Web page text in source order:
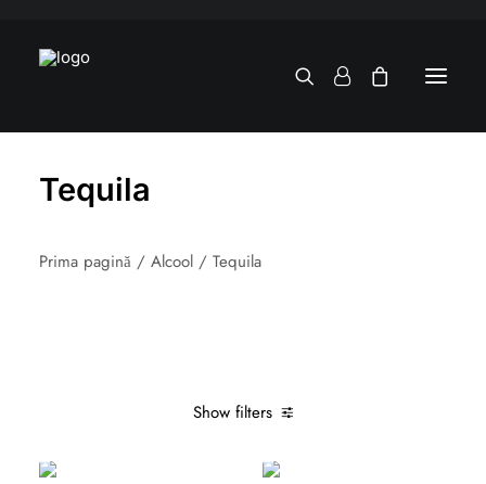
Tequila
Prima pagină Alcool Tequila
Show filters